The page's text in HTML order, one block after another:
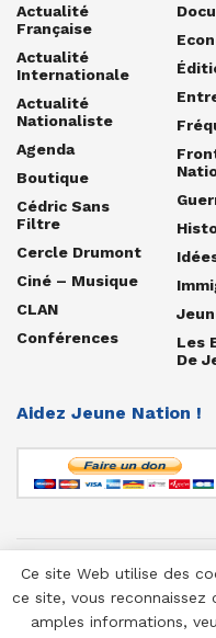
Actualité
Française
Actualité
Internationale
Actualité
Nationaliste
Agenda
Boutique
Cédric Sans
Filtre
Cercle Drumont
Ciné – Musique
CLAN
Conférences
Les
De
Aidez Jeune Nation !
© 1958-2025 Jeune Nation
Ce site Web utilise des
ce site, vous reconnaissez
amples informations,